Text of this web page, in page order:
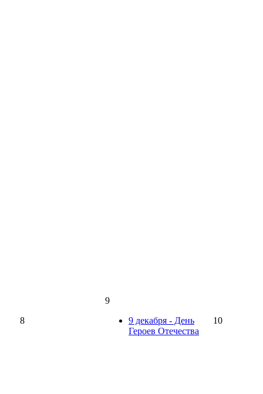
8
9
9 декабря - День
Героев Отечества
10